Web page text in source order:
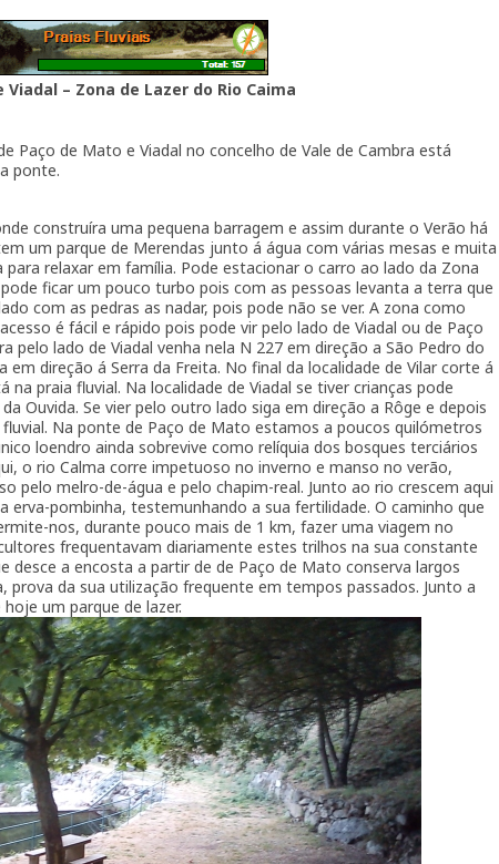
– Zona de Lazer do Rio Caima
Paço de Mato e Viadal no concelho de Vale de Cambra está
ponte.
construíra uma pequena barragem e assim durante o Verão há
um parque de Merendas junto á água com várias mesas e muita
relaxar em família. Pode estacionar o carro ao lado da Zona
ficar um pouco turbo pois com as pessoas levanta a terra que
com as pedras as nadar, pois pode não se ver. A zona como
é fácil e rápido pois pode vir pelo lado de Viadal ou de Paço
pelo lado de Viadal venha nela N 227 em direção a São Pedro do
em direção á Serra da Freita. No final da localidade de Vilar corte á
na praia fluvial. Na localidade de Viadal se tiver crianças pode
Ouvida. Se vier pelo outro lado siga em direção a Rôge e depois
Na ponte de Paço de Mato estamos a poucos quilómetros
loendro ainda sobrevive como relíquia dos bosques terciários
o rio Calma corre impetuoso no inverno e manso no verão,
pelo melro-de-água e pelo chapim-real. Junto ao rio crescem aqui
erva-pombinha, testemunhando a sua fertilidade. O caminho que
nos, durante pouco mais de 1 km, fazer uma viagem no
frequentavam diariamente estes trilhos na sua constante
desce a encosta a partir de de Paço de Mato conserva largos
prova da sua utilização frequente em tempos passados. Junto a
um parque de lazer.